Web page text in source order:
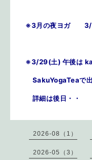
※3月の夜ヨガ 3/
※3/29(土) 午後は
SakuYogaTeaで出
詳細は後日・・
2026-08（1）
2026-05（3）